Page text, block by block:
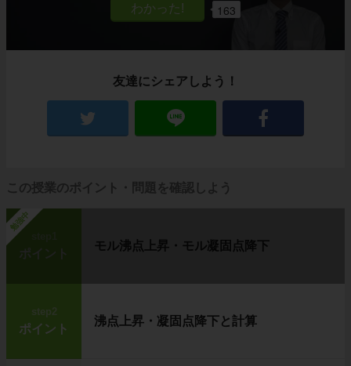
163
友達にシェアしよう！
この授業のポイント・問題を確認しよう
勉強中
ポイント
モル沸点上昇・モル凝固点降下
step2
ポイント
沸点上昇・凝固点降下と計算